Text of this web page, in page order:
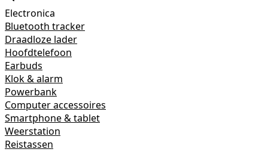
Electronica
Bluetooth tracker
Draadloze lader
Hoofdtelefoon
Earbuds
Klok & alarm
Powerbank
Computer accessoires
Smartphone & tablet
Weerstation
Reistassen